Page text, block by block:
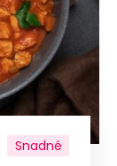
Snadné